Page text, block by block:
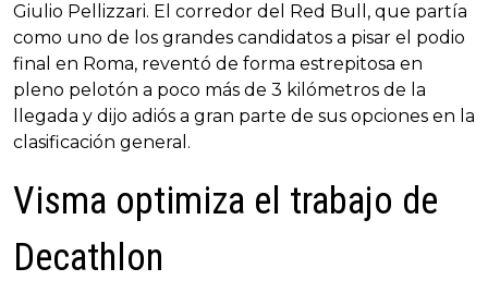
Giulio Pellizzari. El corredor del Red Bull, que partía
como uno de los grandes candidatos a pisar el podio
final en Roma, reventó de forma estrepitosa en
pleno pelotón a poco más de 3 kilómetros de la
llegada y dijo adiós a gran parte de sus opciones en la
clasificación general.
Visma optimiza el trabajo de
Decathlon